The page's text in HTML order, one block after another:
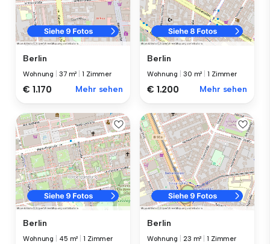
Berlin
Wohnung 37 m² |1 Zimmer
€ 1.170 Mehr sehen
Berlin
Wohnung 30 m² |1 Zimmer
€ 1.200 Mehr sehen
Berlin
Wohnung 45 m² |1 Zimmer
Berlin
Wohnung 23 m² |1 Zimmer